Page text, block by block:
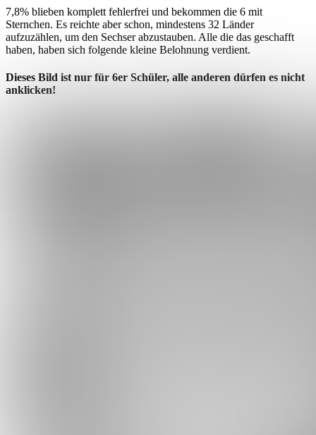
7,8% blieben komplett fehlerfrei und bekommen die 6 mit
Sternchen. Es reichte aber schon, mindestens 32 Länder
aufzuzählen, um den Sechser abzustauben. Alle die das geschafft
haben, haben sich folgende kleine Belohnung verdient.
Dieses Bild ist nur für 6er Schüler, alle anderen dürfen es nicht
anklicken!